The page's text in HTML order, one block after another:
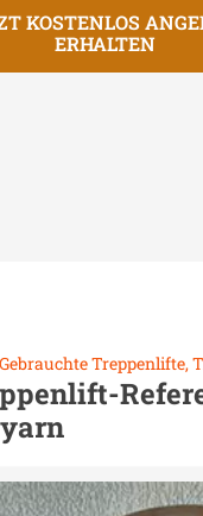
KOSTENLOS
ERHALTEN
Treppenlifte,